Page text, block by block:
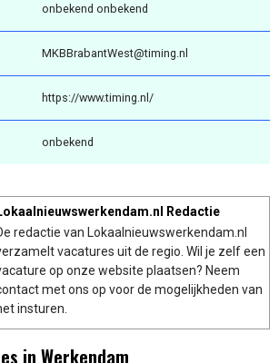
onbekend onbekend
MKBBrabantWest@timing.nl
https://www.timing.nl/
onbekend
Redactie
redactie van Lokaalnieuwswerkendam.nl
vacatures uit de regio. Wil je zelf een
op onze website plaatsen? Neem
met ons op voor de mogelijkheden van
insturen.
in Werkendam